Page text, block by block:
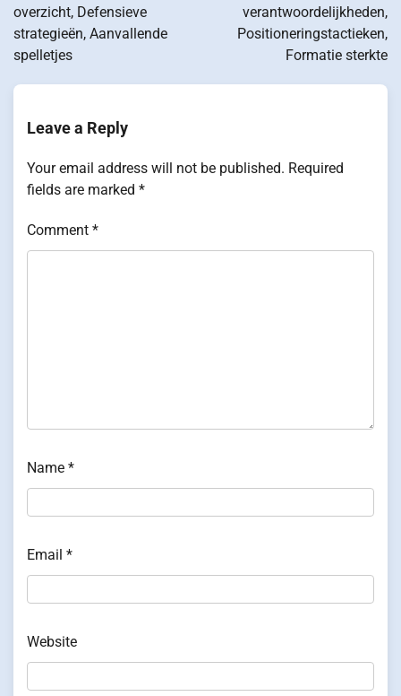
overzicht, Defensieve
strategieën, Aanvallende
spelletjes
verantwoordelijkheden,
Positioneringstactieken,
Formatie sterkte
Leave a Reply
Your email address will not be published. Required
fields are marked *
Comment *
Name *
Email *
Website